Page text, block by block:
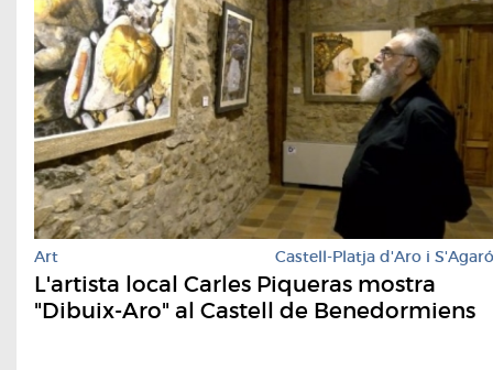
Art Castell-Platja d'Aro i S'Agaró
L'artista local Carles Piqueras mostra
"Dibuix-Aro" al Castell de Benedormiens